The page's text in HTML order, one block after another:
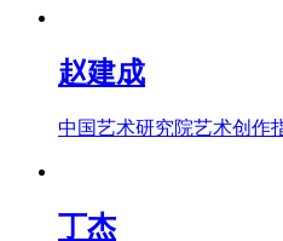
赵建成
中国艺术研究院艺术创作
丁杰